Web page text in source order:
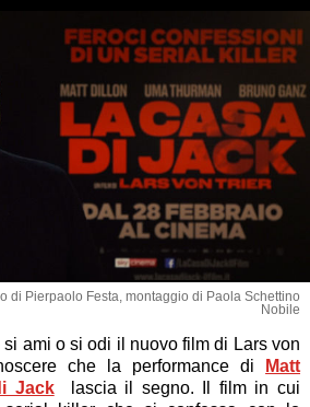
di Pierpaolo Festa, montaggio di Paola Schettino
Nobile
ami o si odi il nuovo film di Lars von
che la performance di
Matt
Jacklascia il segno. Il film in cui